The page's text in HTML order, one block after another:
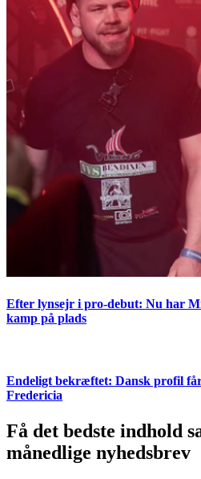
Efter lynsejr i pro-debut: Nu har
kamp på plads
Endeligt bekræftet: Dansk profil
Fredericia
Få det bedste indhold
månedlige nyhedsbrev